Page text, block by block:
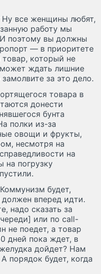
все женщины любят,
работу мы
поэтому вы должны
— в приоритете
товар, который не
ждать лишние
за это дело.
товара в
донести
бунта
полки из-за
овощи и фрукты,
несмотря на
на
погрузку
будет,
вперед идти.
надо сказать за
или по call-
не поедет, а товар
дней пока ждет, в
дойдет? Нам
порядок будет, когда